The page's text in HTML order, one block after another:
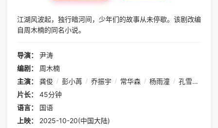
江湖风波起，独行暗河间，少年们的故事从未停歇。该剧改编
自周木楠的同名小说。
导演：
尹涛
编剧：
周木楠
主演：
龚俊 / 彭小苒 / 乔振宇 / 常华森 / 杨雨潼 / 孔雪儿
片长：
45分钟
语言：
国语
上映：
2025-10-20(中国大陆)